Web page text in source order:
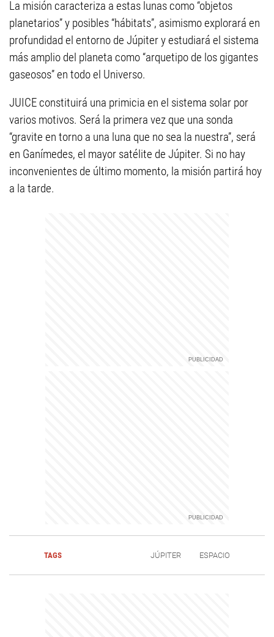
La misión caracteriza a estas lunas como “objetos
planetarios” y posibles “hábitats”, asimismo explorará en
profundidad el entorno de Júpiter y estudiará el sistema
más amplio del planeta como “arquetipo de los gigantes
gaseosos” en todo el Universo.
JUICE constituirá una primicia en el sistema solar por
varios motivos. Será la primera vez que una sonda
“gravite en torno a una luna que no sea la nuestra”, será
en Ganímedes, el mayor satélite de Júpiter. Si no hay
inconvenientes de último momento, la misión partirá hoy
a la tarde.
TAGS JÚPITER ESPACIO